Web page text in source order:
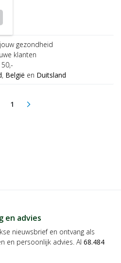
gezondheid
klanten
, België en Duitsland
1(current)
arrow_forward_ios
en advies
nieuwsbrief en ontvang als
en persoonlijk advies. Al 68.484